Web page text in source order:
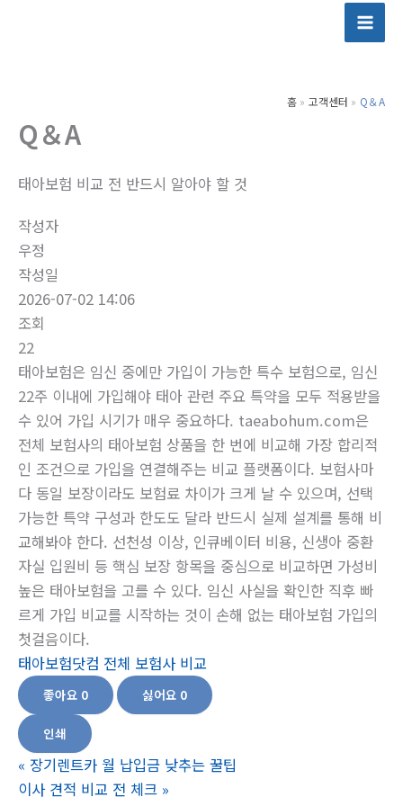
홈 고객센터 Q＆A
Q＆A
태아보험 비교 전 반드시 알아야 할 것
작성자
우정
작성일
2026-07-02 14:06
조회
22
태아보험은 임신 중에만 가입이 가능한 특수 보험으로, 임신
22주 이내에 가입해야 태아 관련 주요 특약을 모두 적용받을
수 있어 가입 시기가 매우 중요하다. taeabohum.com은
전체 보험사의 태아보험 상품을 한 번에 비교해 가장 합리적
인 조건으로 가입을 연결해주는 비교 플랫폼이다. 보험사마
다 동일 보장이라도 보험료 차이가 크게 날 수 있으며, 선택
가능한 특약 구성과 한도도 달라 반드시 실제 설계를 통해 비
교해봐야 한다. 선천성 이상, 인큐베이터 비용, 신생아 중환
자실 입원비 등 핵심 보장 항목을 중심으로 비교하면 가성비
높은 태아보험을 고를 수 있다. 임신 사실을 확인한 직후 빠
르게 가입 비교를 시작하는 것이 손해 없는 태아보험 가입의
첫걸음이다.
태아보험닷컴 전체 보험사 비교
좋아요 0 싫어요 0
인쇄
« 장기렌트카 월 납입금 낮추는 꿀팁
이사 견적 비교 전 체크 »